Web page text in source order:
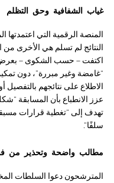
غياب الشفافية وحق التظلم
المنصة الرقمية التي
النتائج لم تسلم هي الأخرى من
اكتفت – حسب الشكوى –
“غامضة وغير مبررة”، دون
الاطلاع على نتائجهم بالتفصيل
عزز الانطباع بأن المسابقة
تهدف إلى “تغطية قرارات
سلفًا”.
مطالب واضحة وتحذير من
المترشحون دعوا السلطات